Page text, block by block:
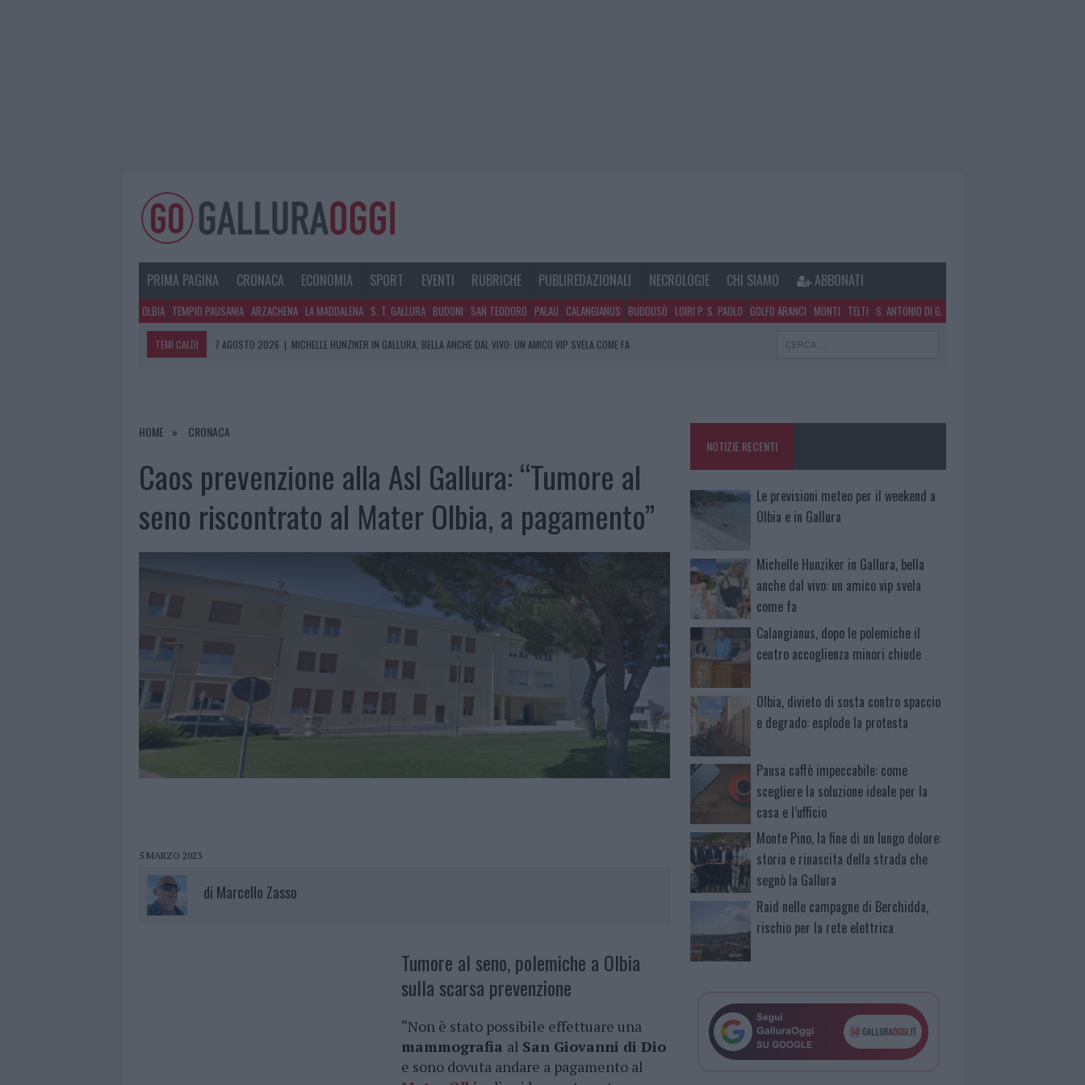
PRIMA PAGINA CRONACA ECONOMIA SPORT EVENTI RUBRICHE PUBLIREDAZIONALI NECROLOGIE CHI SIAMO ABBONATI
OLBIA TEMPIO PAUSANIA ARZACHENA LA MADDALENA S. T. GALLURA BUDONI SAN TEODORO PALAU CALANGIANUS BUDDUSÒ LOIRI P. S. PAOLO GOLFO ARANCI MONTI TELTI S. ANTONIO DI G.
TEMI CALDI 7 AGOSTO 2026 | MICHELLE HUNZIKER IN GALLURA, BELLA ANCHE DAL VIVO: UN AMICO VIP SVELA COME FA
7 AGOSTO 2026
|
HOME CRONACA
Caos prevenzione alla Asl Gallura: “Tumore al
seno riscontrato al Mater Olbia, a pagamento”
5 MARZO 2023
di Marcello Zasso
Tumore al seno, polemiche a Olbia
sulla scarsa prevenzione
“Non è stato possibile effettuare una
mammografia al San Giovanni di Dio
e sono dovuta andare a pagamento al
NOTIZIE RECENTI
Le previsioni meteo per il weekend a
Olbia e in Gallura
Michelle Hunziker in Gallura, bella
anche dal vivo: un amico vip svela
come fa
Calangianus, dopo le polemiche il
centro accoglienza minori chiude
Olbia, divieto di sosta contro spaccio
e degrado: esplode la protesta
Pausa caffè impeccabile: come
scegliere la soluzione ideale per la
casa e l’ufficio
Monte Pino, la fine di un lungo dolore:
storia e rinascita della strada che
segnò la Gallura
Raid nelle campagne di Berchidda,
rischio per la rete elettrica